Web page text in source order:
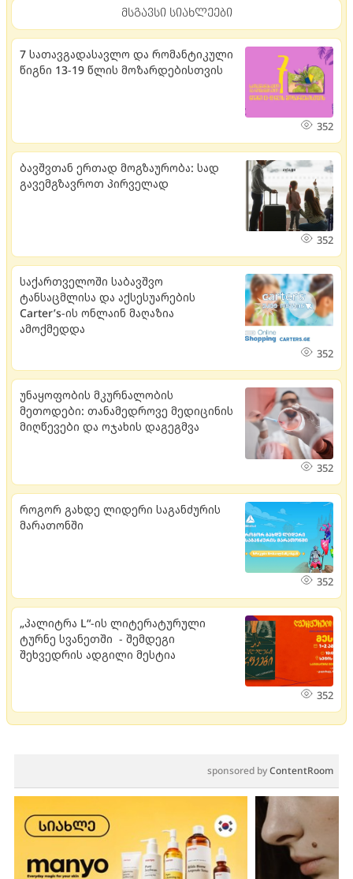
მსგავსი სიახლეები
7 სათავგადასავლო და რომანტიკული
წიგნი 13-19 წლის მოზარდებისთვის
352
ბავშვთან ერთად მოგზაურობა: სად
გავემგზავროთ პირველად
352
საქართველოში საბავშვო
ტანსაცმლისა და აქსესუარების
Carter’s-ის ონლაინ მაღაზია
ამოქმედდა
352
უნაყოფობის მკურნალობის
მეთოდები: თანამედროვე მედიცინის
მიღწევები და ოჯახის დაგეგმვა
352
როგორ გახდე ლიდერი საგანძურის
მარათონში
352
„პალიტრა L“-ის ლიტერატურული
ტურნე სვანეთში - შემდეგი
შეხვედრის ადგილი მესტია
352
sponsored byContentRoom